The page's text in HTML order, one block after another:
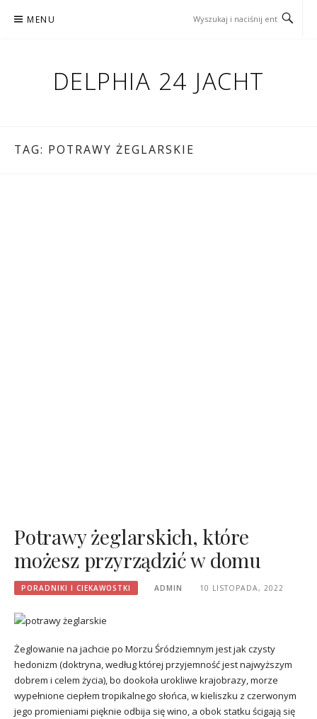
MENU
DELPHIA 24 JACHT
TAG: POTRAWY ŻEGLARSKIE
Potrawy żeglarskich, które
możesz przyrządzić w domu
PORADNIKI I CIEKAWOSTKI ADMIN 10 LISTOPADA, 2022
Żeglowanie na jachcie po Morzu Śródziemnym jest jak czysty
hedonizm (doktryna, według której przyjemność jest najwyższym
dobrem i celem życia), bo dookoła urokliwe krajobrazy, morze
wypełnione ciepłem tropikalnego słońca, w kieliszku z czerwonym
jego promieniami pięknie odbija się wino, a obok statku ścigają się